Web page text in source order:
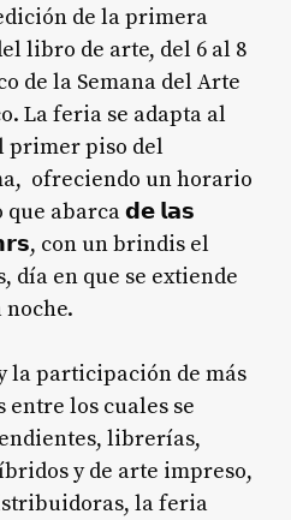
de la primera
libro de arte, del 6 al 8
de la Semana del Arte
La feria se adapta al
primer piso del
ofreciendo un horario
abarca 𝗱𝗲 𝗹𝗮𝘀
con un brindis el
día en que se extiende
noche.
la participación de más
entre los cuales se
librerías,
y de arte impreso,
la feria